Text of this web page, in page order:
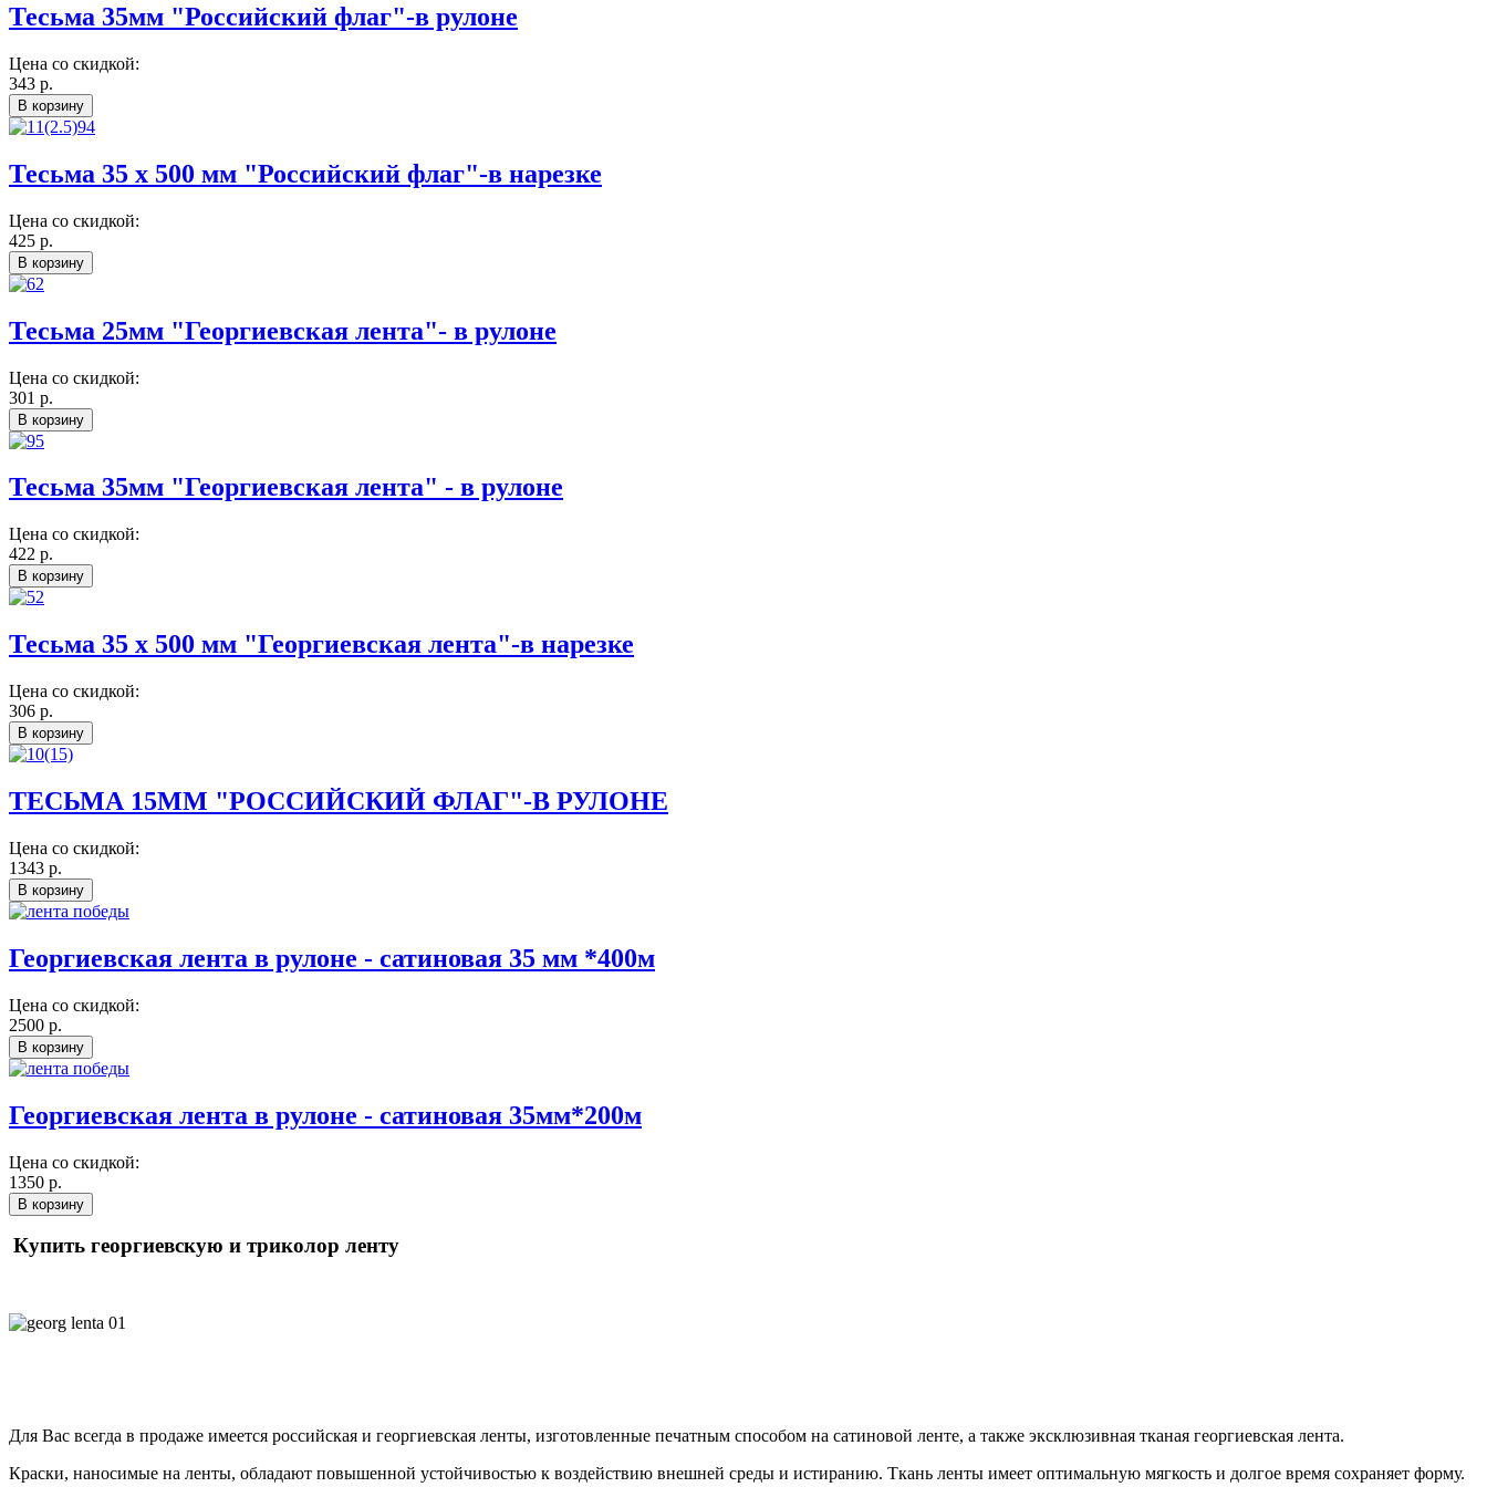
Тесьма 35мм "Российский флаг"-в рулоне
Цена со скидкой:
343 р.
Тесьма 35 х 500 мм "Российский флаг"-в нарезке
Цена со скидкой:
425 р.
Тесьма 25мм "Георгиевская лента"- в рулоне
Цена со скидкой:
301 р.
Тесьма 35мм "Георгиевская лента" - в рулоне
Цена со скидкой:
422 р.
Тесьма 35 х 500 мм "Георгиевская лента"-в нарезке
Цена со скидкой:
306 р.
ТЕСЬМА 15ММ "РОССИЙСКИЙ ФЛАГ"-В РУЛОНЕ
Цена со скидкой:
1343 р.
Георгиевская лента в рулоне - сатиновая 35 мм *400м
Цена со скидкой:
2500 р.
Георгиевская лента в рулоне - сатиновая 35мм*200м
Цена со скидкой:
1350 р.
Купить георгиевскую и триколор ленту
Для Вас всегда в продаже имеется российская и георгиевская ленты, изготовленные печатным способом на сатиновой ленте, а также эксклюзивная тканая георгиевская лента.
Краски, наносимые на ленты, обладают повышенной устойчивостью к воздействию внешней среды и истиранию. Ткань ленты имеет оптимальную мягкость и долгое время сохраняет форму.